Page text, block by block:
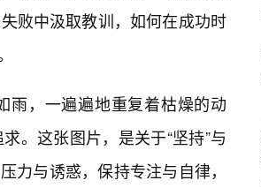
败中汲取教训，如何在成功时
雨，一遍遍地重复着枯燥的动
。这张图片，是关于“坚持”与
力与诱惑，保持专注与自律，